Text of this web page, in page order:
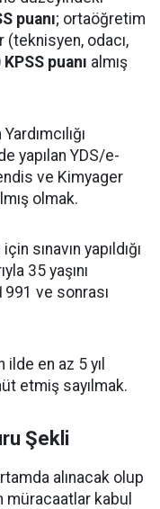
puanı; ortaöğretim
odacı,
puanı almış
yapılan YDS/e-
ve Kimyager
olmak.
sınavın yapıldığı
35 yaşını
ve sonrası
ilde en az 5 yıl
etmiş sayılmak.
Şekli
alınacak olup
müracaatlar kabul